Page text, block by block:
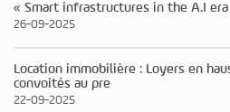
« Smart infrastructures in the A.I
26-09-2025
Location immobilière : Loyers en
convoités au pre
22-09-2025